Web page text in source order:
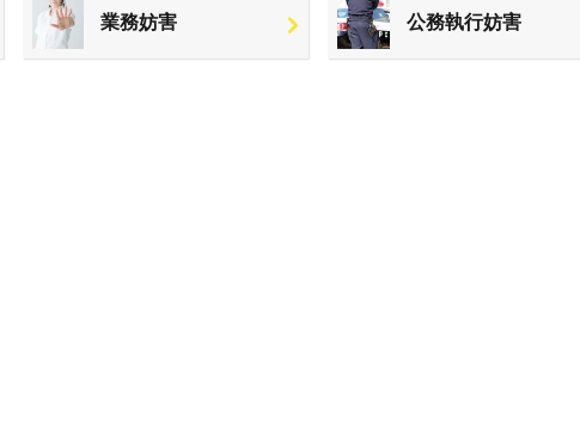
業務妨害 公務執行妨害